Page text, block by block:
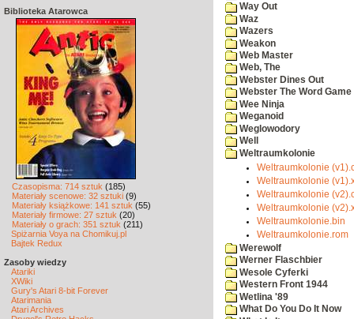
Biblioteka Atarowca
Czasopisma: 714 sztuk (185)
Materiały scenowe: 32 sztuki (9)
Materiały książkowe: 141 sztuk (55)
Materiały firmowe: 27 sztuk (20)
Materiały o grach: 351 sztuk (211)
Spiżarnia Voya na Chomikuj.pl
Bajtek Redux
Zasoby wiedzy
Atariki
XWiki
Gury's Atari 8-bit Forever
Atarimania
Atari Archives
Way Out
Waz
Wazers
Weakon
Web Master
Web, The
Webster Dines Out
Webster The Word Game
Wee Ninja
Weganoid
Weglowodory
Well
Weltraumkolonie
Weltraumkolonie
Weltraumkolonie
Weltraumkolonie
Weltraumkolonie
Weltraumkolonie.bin
Weltraumkolonie.rom
Werewolf
Werner Flaschbier
Wesole Cyferki
Western Front 1944
Wetlina '89
What Do You Do It Now